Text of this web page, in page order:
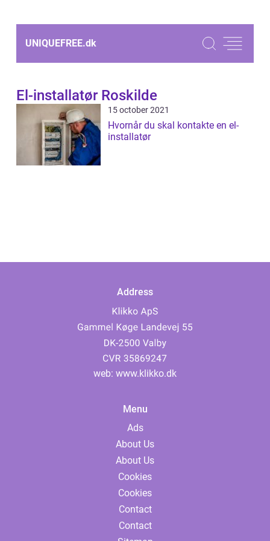
UNIQUEFREE.dk
El-installatør Roskilde
15 october 2021
Hvornår du skal kontakte en el-
installatør
Address
web: www.klikko.dk
Menu
Ads
About Us
About Us
Cookies
Cookies
Contact
Contact